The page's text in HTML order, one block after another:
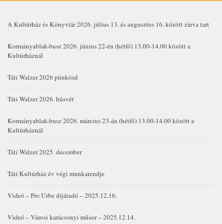
A Kultúrház és Könyvtár 2026. július 13. és augusztus 16. között zárva tart
Kormányablak-busz 2026. június 22-én (hétfő) 13.00-14.00 között a
Kultúrháznál
Táti Walzer 2026 pünkösd
Táti Walzer 2026. húsvét
Kormányablak-busz 2026. március 23-án (hétfő) 13.00-14.00 között a
Kultúrháznál
Táti Walzer 2025. december
Táti Kultúrház év végi munkarendje
Videó – Pro Urbe díjátadó – 2025.12.16.
Videó – Városi karácsonyi műsor – 2025.12.14.